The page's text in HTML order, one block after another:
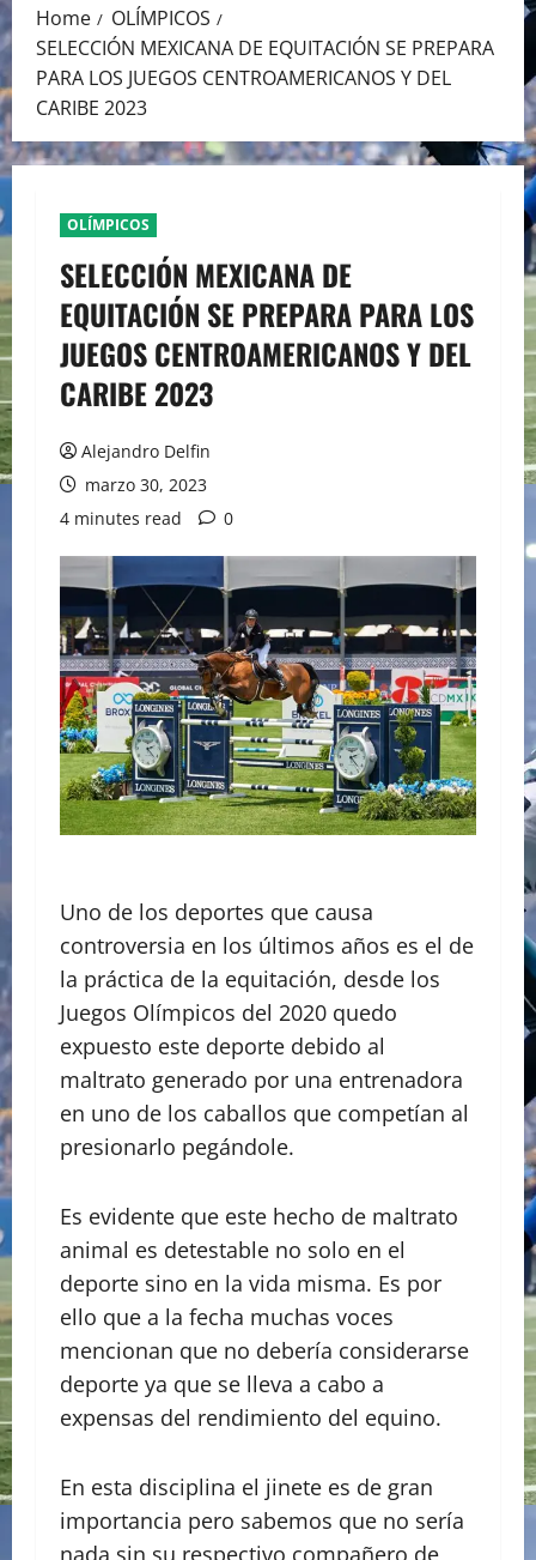
Home
OLÍMPICOS
SELECCIÓN MEXICANA DE EQUITACIÓN SE PREPARA
PARA LOS JUEGOS CENTROAMERICANOS Y DEL
CARIBE 2023
OLÍMPICOS
SELECCIÓN MEXICANA DE
EQUITACIÓN SE PREPARA PARA LOS
JUEGOS CENTROAMERICANOS Y DEL
CARIBE 2023
Alejandro Delfin
marzo 30, 2023
4 minutes read
0
Uno de los deportes que causa
controversia en los últimos años es el de
la práctica de la equitación, desde los
Juegos Olímpicos del 2020 quedo
expuesto este deporte debido al
maltrato generado por una entrenadora
en uno de los caballos que competían al
presionarlo pegándole.
Es evidente que este hecho de maltrato
animal es detestable no solo en el
deporte sino en la vida misma. Es por
ello que a la fecha muchas voces
mencionan que no debería considerarse
deporte ya que se lleva a cabo a
expensas del rendimiento del equino.
En esta disciplina el jinete es de gran
importancia pero sabemos que no sería